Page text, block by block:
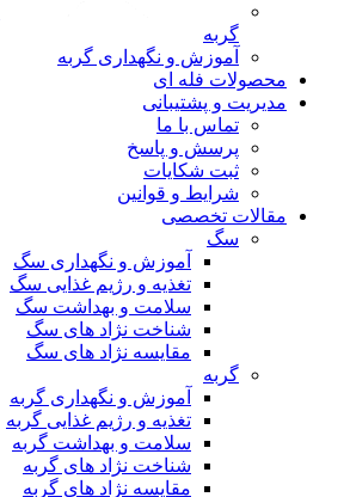
گربه
آموزش و نگهداری گربه
محصولات فله ای
مدیریت و پشتیبانی
تماس با ما
پرسش و پاسخ
ثبت شکایات
شرایط و قوانین
مقالات تخصصی
سگ
آموزش و نگهداری سگ
تغذیه و رژیم غذایی سگ
سلامت و بهداشت سگ
شناخت نژاد های سگ
مقایسه نژاد های سگ
گربه
آموزش و نگهداری گربه
تغذیه و رژیم غذایی گربه
سلامت و بهداشت گربه
شناخت نژاد های گربه
مقایسه نژاد های گربه